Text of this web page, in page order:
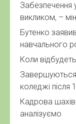
Забезпечення
викликом, –
Бутенко
навчального
Коли
Завершуються
коледжі після
Кадрова
аналізуємо